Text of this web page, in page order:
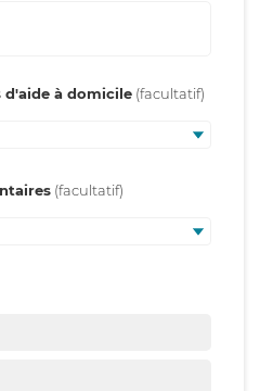
d'aide à domicile